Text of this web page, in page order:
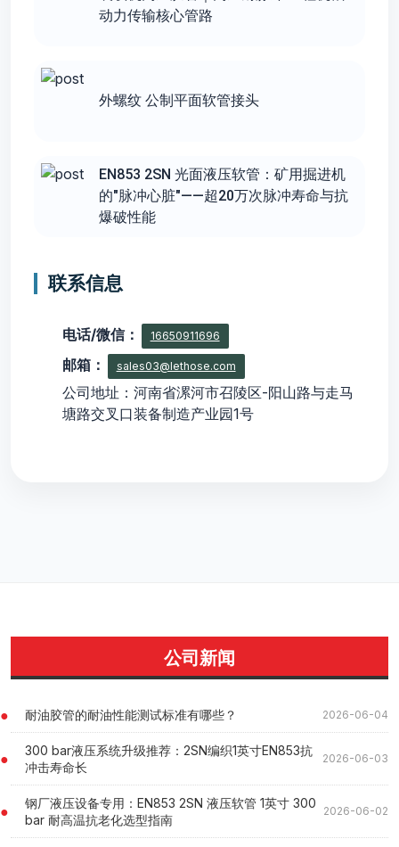
动力传输核心管路
外螺纹 公制平⾯软管接头
EN853 2SN 光面液压软管：矿用掘进机
的"脉冲心脏"——超20万次脉冲寿命与抗
爆破性能
联系信息
电话/微信： 16650911696
邮箱： sales03@lethose.com
公司地址：河南省漯河市召陵区-阳山路与走马
塘路交叉口装备制造产业园1号
公司新闻
耐油胶管的耐油性能测试标准有哪些？ 2026-06-04
300 bar液压系统升级推荐：2SN编织1英寸EN853抗
冲击寿命长
2026-06-03
钢厂液压设备专用：EN853 2SN 液压软管 1英寸 300
bar 耐高温抗老化选型指南
2026-06-02